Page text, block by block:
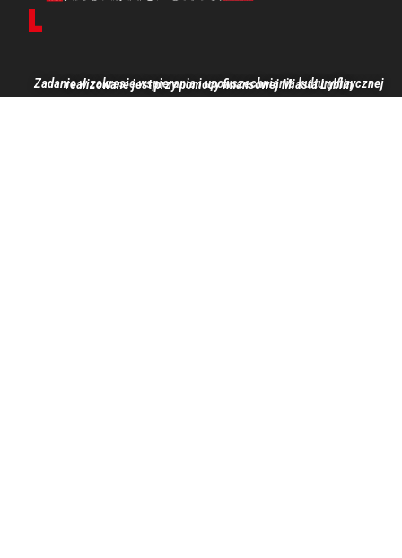
Zadanie w zakresie wspierania i upowszechniania kultury fizycznej realizowane jest przy pomocy finansowej Miasta Lublin